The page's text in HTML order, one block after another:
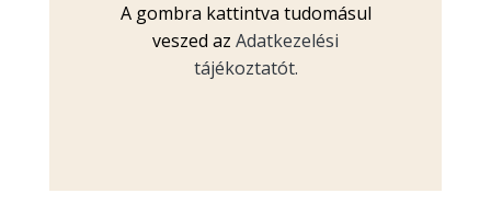
A gombra kattintva tudomásul
veszed az Adatkezelési
tájékoztatót.